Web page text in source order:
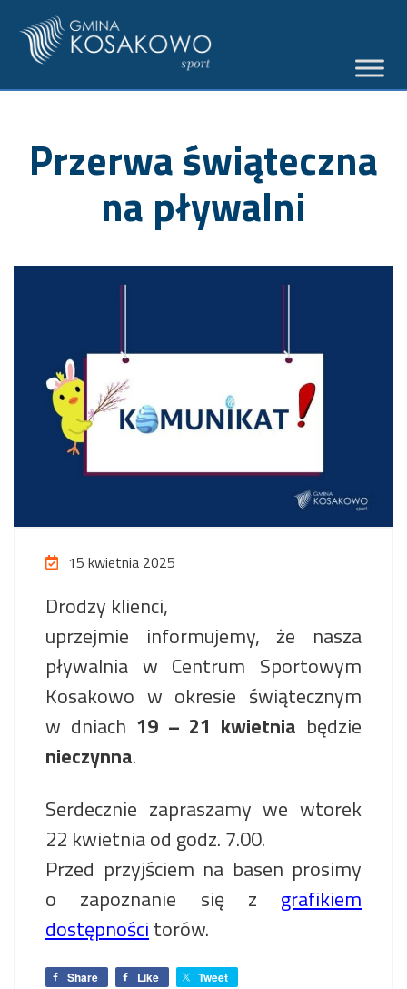
Przerwa świąteczna
na pływalni
15 kwietnia 2025
Drodzy klienci,
uprzejmie informujemy, że nasza
pływalnia w Centrum Sportowym
Kosakowo w okresie świątecznym
w dniach 19 – 21 kwietnia będzie
nieczynna.
Serdecznie zapraszamy we wtorek
22 kwietnia od godz. 7.00.
Przed przyjściem na basen prosimy
o zapoznanie się z grafikiem
dostępności torów.
Share Like Tweet